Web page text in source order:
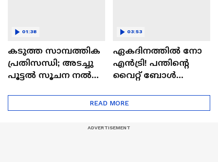
കടുത്ത സാമ്പത്തിക
പ്രതിസന്ധി; അടച്ചു
പൂട്ടൽ സൂചന നൽകി
01:38
ഏകദിനത്തില്‍ നോ
എൻട്രി! പന്തിന്റെ
വൈറ്റ് ബോള്‍
തുലാസിലോ? |
Rishabh Pant | BCCI
03:53
READ MORE